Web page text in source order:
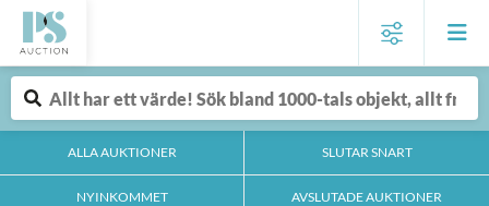
ALLA AUKTIONER SLUTAR SNART
NYINKOMMET AVSLUTADE AUKTIONER